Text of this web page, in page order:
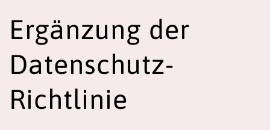
Ergänzung der
Datenschutz-
Richtlinie